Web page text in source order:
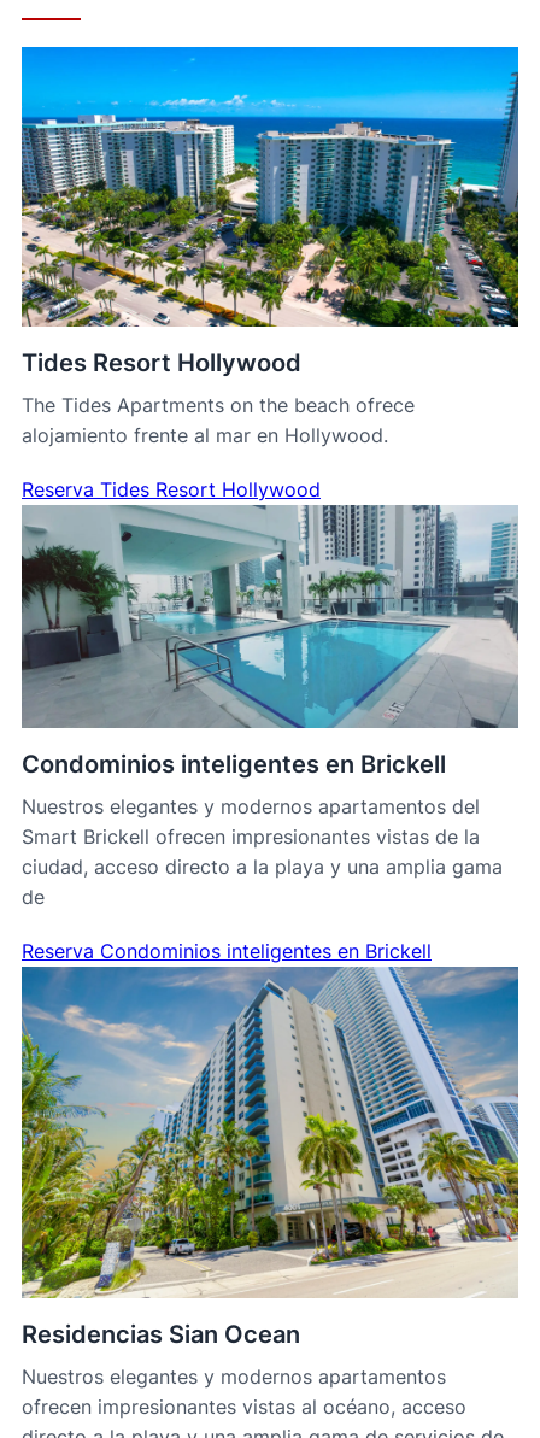
Tides Resort Hollywood
The Tides Apartments on the beach ofrece
alojamiento frente al mar en Hollywood.
Reserva Tides Resort Hollywood
Condominios inteligentes en Brickell
Nuestros elegantes y modernos apartamentos del
Smart Brickell ofrecen impresionantes vistas de la
ciudad, acceso directo a la playa y una amplia gama
de
Reserva Condominios inteligentes en Brickell
Residencias Sian Ocean
Nuestros elegantes y modernos apartamentos
ofrecen impresionantes vistas al océano, acceso